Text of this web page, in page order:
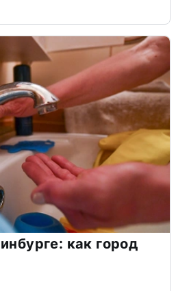
как город